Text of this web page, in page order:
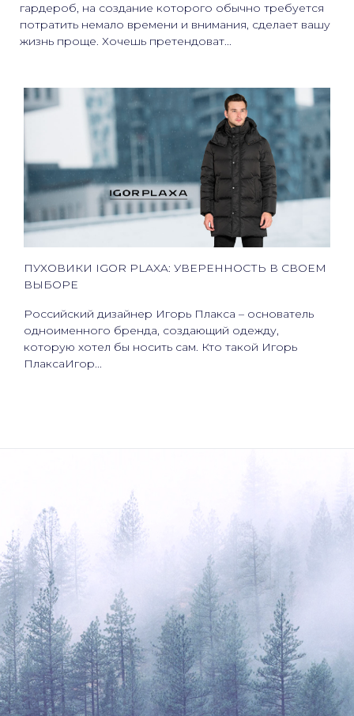
гардероб, на создание которого обычно требуется
потратить немало времени и внимания, сделает вашу
жизнь проще. Хочешь претендоват...
ПУХОВИКИ IGOR PLAXA: УВЕРЕННОСТЬ В СВОЕМ
ВЫБОРЕ
Российский дизайнер Игорь Плакса – основатель
одноименного бренда, создающий одежду,
которую хотел бы носить сам. Кто такой Игорь
ПлаксаИгор...